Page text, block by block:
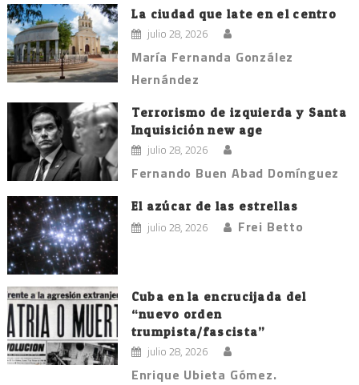
La ciudad que late en el centro
julio 28, 2026
María Fernanda González
Hernández
Terrorismo de izquierda y Santa
Inquisición new age
julio 28, 2026
Fernando Buen Abad Domínguez
El azúcar de las estrellas
julio 28, 2026 Frei Betto
Cuba en la encrucijada del
“nuevo orden
trumpista/fascista”
julio 28, 2026
Enrique Ubieta Gómez.